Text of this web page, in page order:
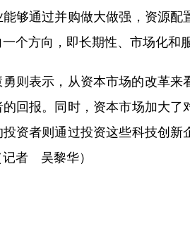
够通过并购做大做强，资源
个方向，即长期性、市场化和
表示，从资本市场的改革来
回报。同时，资本市场加大
资者则通过投资这些科技创
者 吴黎华）